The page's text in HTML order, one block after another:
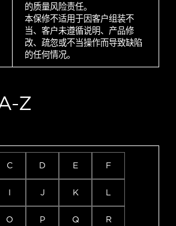
的质量风险责任。
本保修不适用于因客户组装不
当、客户未遵循说明、产品修
改、疏忽或不当操作而导致缺陷
的任何情况。
Z
C D E F
I J K L
O P Q R